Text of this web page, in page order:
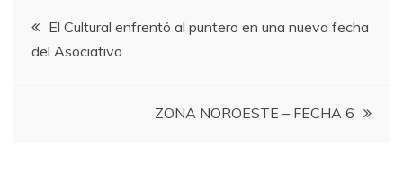
Navegación
de
El Cultural enfrentó al puntero en una nueva fecha
del Asociativo
ZONA NOROESTE – FECHA 6